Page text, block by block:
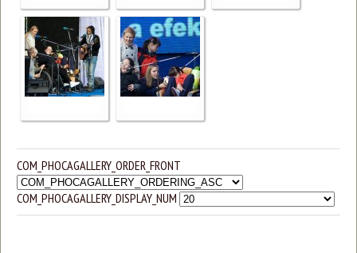
COM_PHOCAGALLERY_ORDER_FRONT
COM_PHOCAGALLERY_DISPLAY_NUM